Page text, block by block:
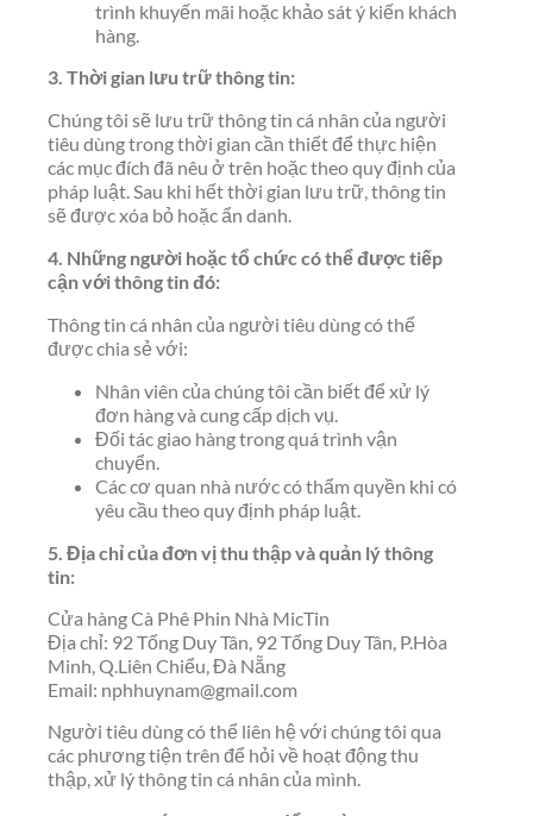
trình khuyến mãi hoặc khảo sát ý kiến khách
hàng.
3. Thời gian lưu trữ thông tin:
Chúng tôi sẽ lưu trữ thông tin cá nhân của người
tiêu dùng trong thời gian cần thiết để thực hiện
các mục đích đã nêu ở trên hoặc theo quy định của
pháp luật. Sau khi hết thời gian lưu trữ, thông tin
sẽ được xóa bỏ hoặc ẩn danh.
4. Những người hoặc tổ chức có thể được tiếp
cận với thông tin đó:
Thông tin cá nhân của người tiêu dùng có thể
được chia sẻ với:
Nhân viên của chúng tôi cần biết để xử lý
đơn hàng và cung cấp dịch vụ.
Đối tác giao hàng trong quá trình vận
chuyển.
Các cơ quan nhà nước có thẩm quyền khi có
yêu cầu theo quy định pháp luật.
5. Địa chỉ của đơn vị thu thập và quản lý thông
tin:
Cửa hàng Cà Phê Phin Nhà MicTin
Địa chỉ: 92 Tống Duy Tân, 92 Tống Duy Tân, P.Hòa
Minh, Q.Liên Chiểu, Đà Nẵng
Email: nphhuynam@gmail.com
Người tiêu dùng có thể liên hệ với chúng tôi qua
các phương tiện trên để hỏi về hoạt động thu
thập, xử lý thông tin cá nhân của mình.